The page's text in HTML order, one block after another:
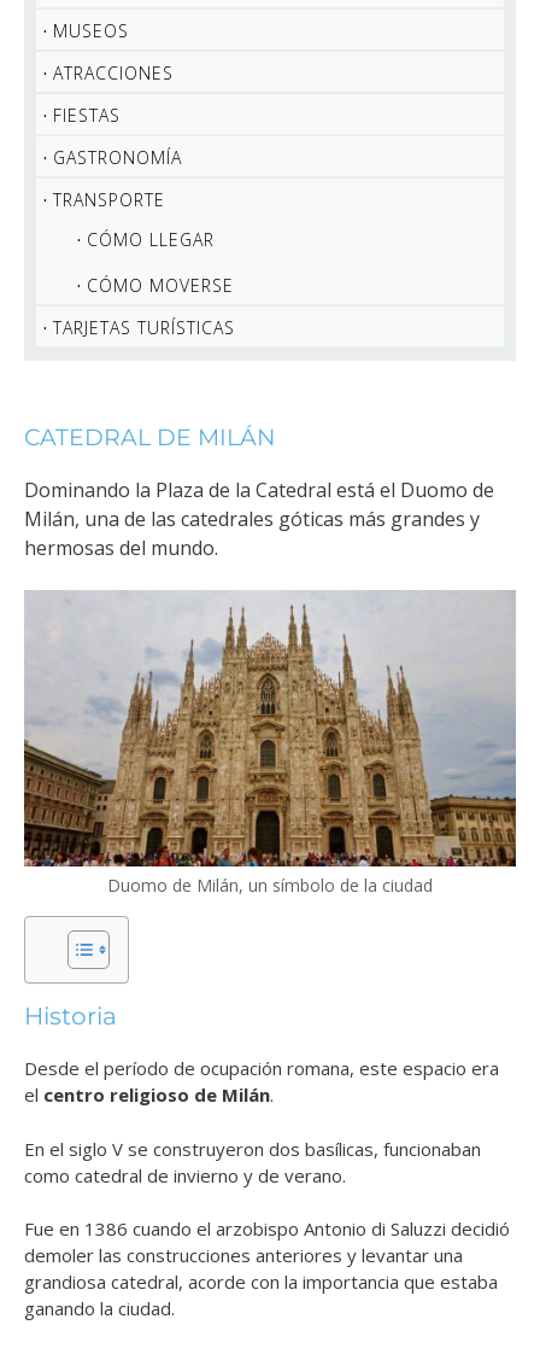
MUSEOS
ATRACCIONES
FIESTAS
GASTRONOMÍA
TRANSPORTE
CÓMO LLEGAR
CÓMO MOVERSE
TARJETAS TURÍSTICAS
CATEDRAL DE MILÁN
Dominando la Plaza de la Catedral está el Duomo de
Milán, una de las catedrales góticas más grandes y
hermosas del mundo.
Duomo de Milán, un símbolo de la ciudad
Historia
Desde el período de ocupación romana, este espacio era
el centro religioso de Milán.
En el siglo V se construyeron dos basílicas, funcionaban
como catedral de invierno y de verano.
Fue en 1386 cuando el arzobispo Antonio di Saluzzi decidió
demoler las construcciones anteriores y levantar una
grandiosa catedral, acorde con la importancia que estaba
ganando la ciudad.